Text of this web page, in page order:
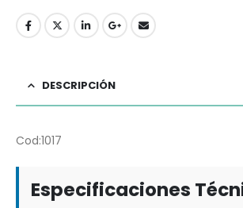
DESCRIPCIÓN
Cod:1017
Especificaciones